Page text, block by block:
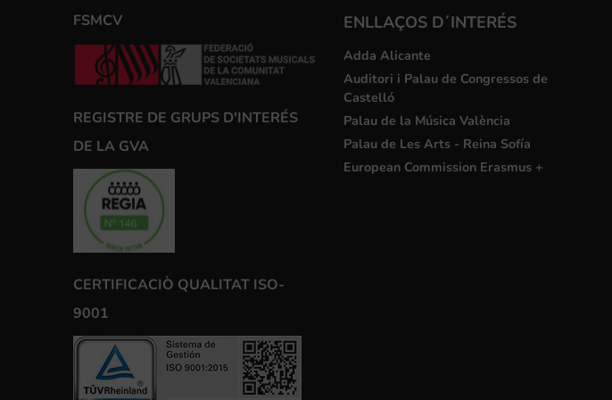
FSMCV
REGISTRE DE GRUPS D'INTERÉS
DE LA GVA
CERTIFICACIÒ QUALITAT ISO-
9001
ENLLAÇOS D´INTERÉS
Adda Alicante
Auditori i Palau de Congressos de
Castelló
Palau de la Música València
Palau de Les Arts - Reina Sofía
European Commission Erasmus +